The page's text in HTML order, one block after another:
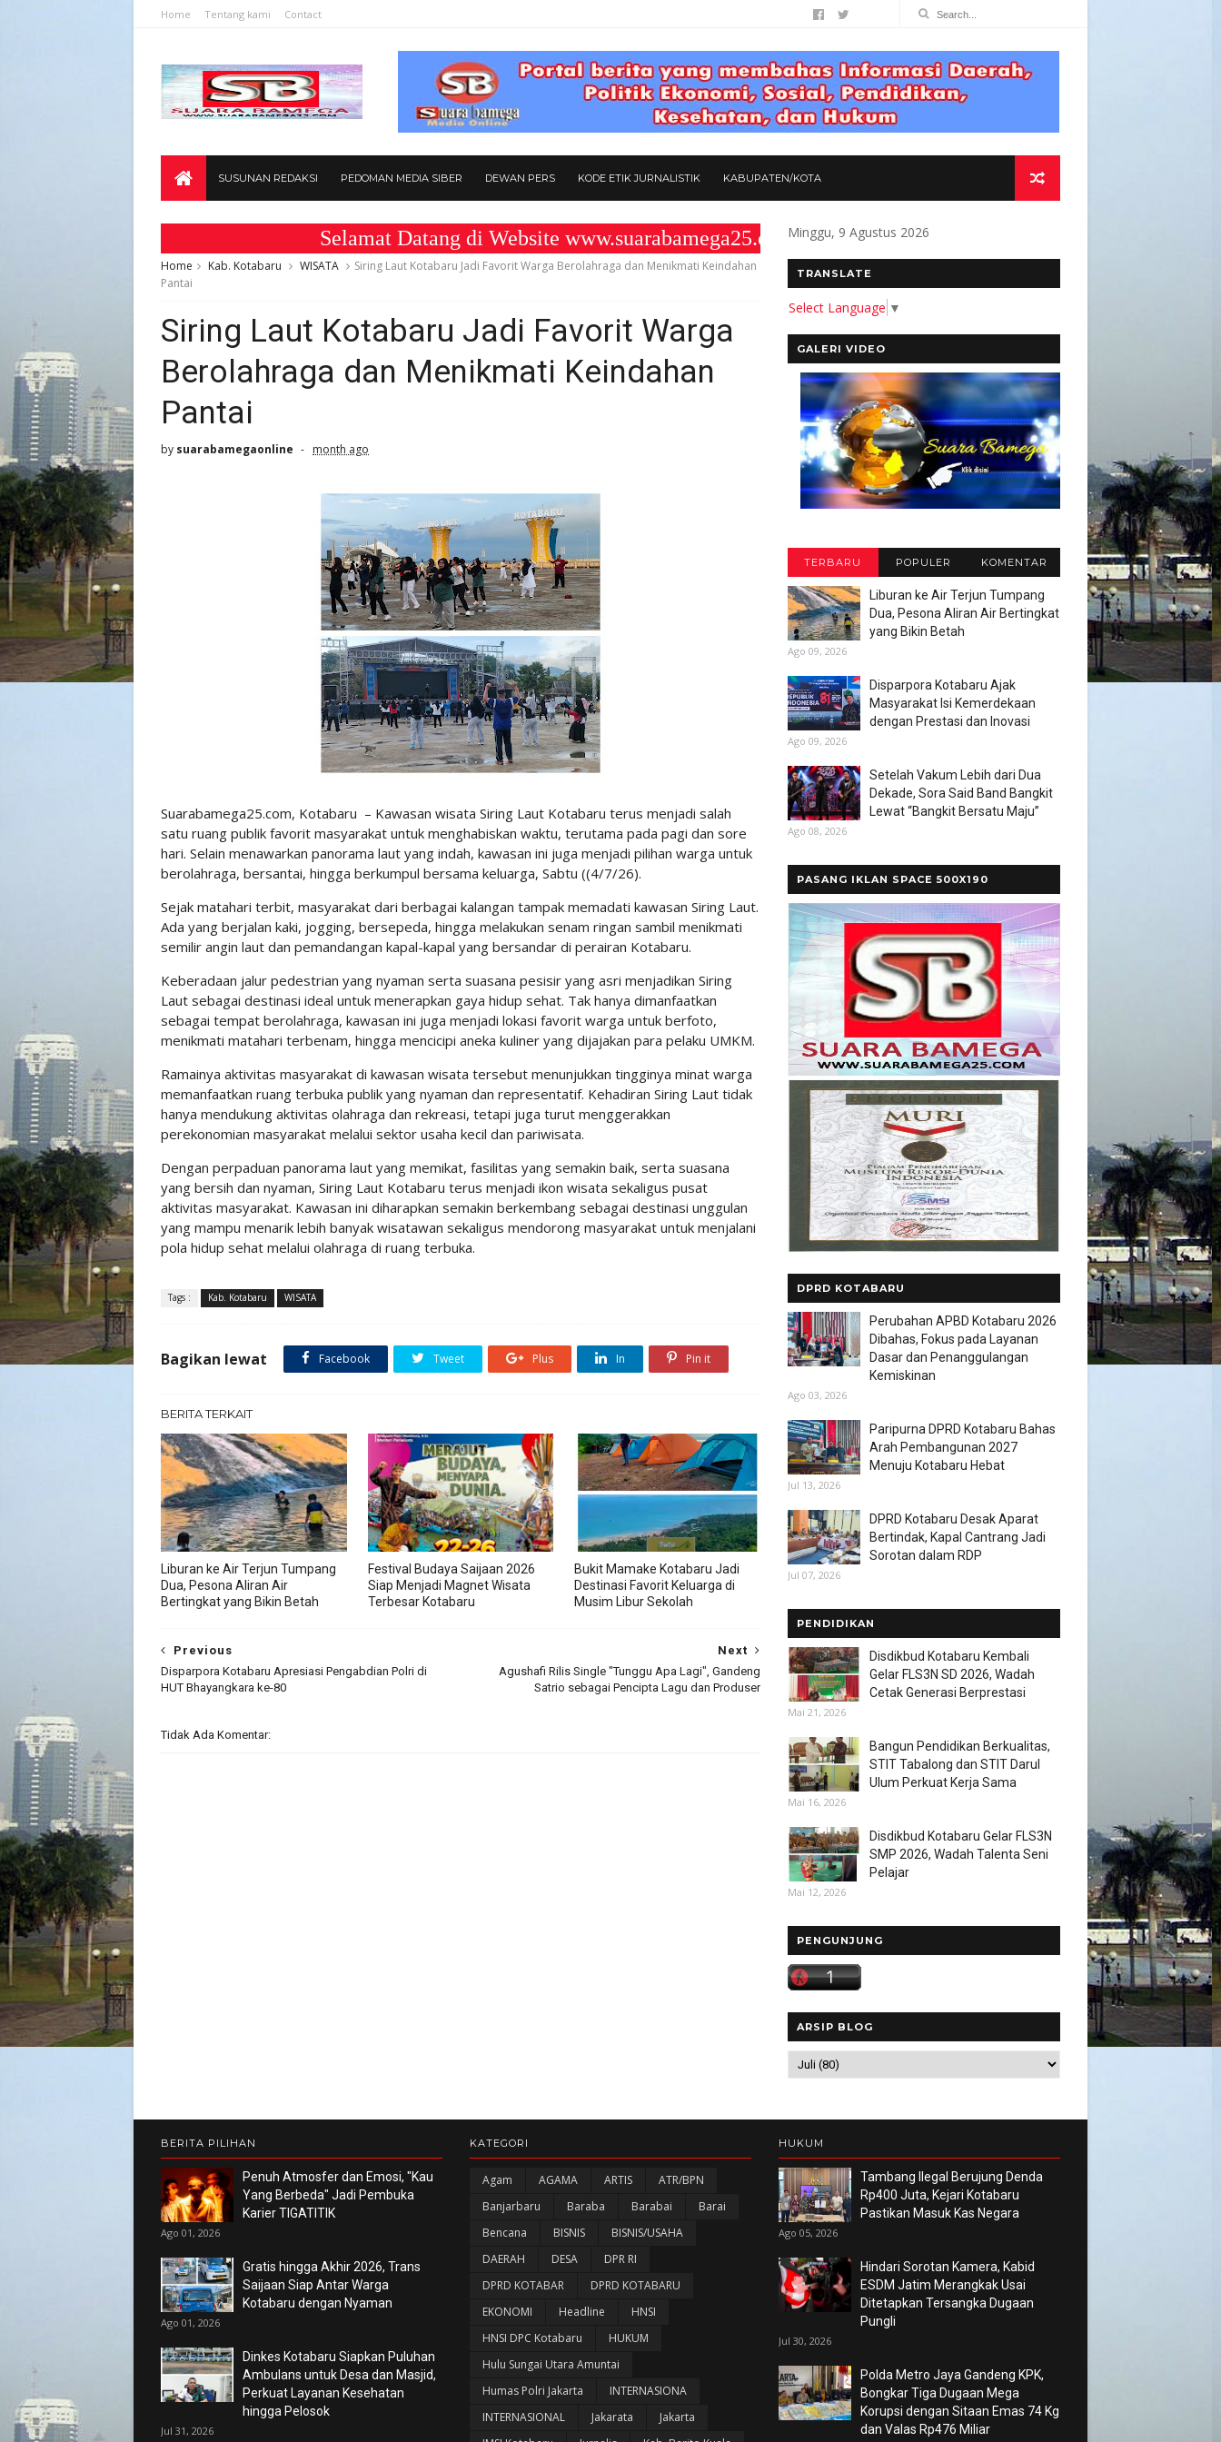
Home Tentang kami Contact
SUSUNAN REDAKSI PEDOMAN MEDIA SIBER DEWAN PERS KODE ETIK JURNALISTIK KABUPATEN/KOTA
Selamat Datang di Website www.suarabamega25.com " KOMITMEN KAMI MEMBANGUN MEDIA
Home Kab. Kotabaru WISATA
Siring Laut Kotabaru Jadi Favorit Warga Berolahraga dan Menikmati Keindahan
Pantai
Siring Laut Kotabaru Jadi Favorit Warga
Berolahraga dan Menikmati Keindahan
Pantai
by suarabamegaonline month ago
Suarabamega25.com, Kotabaru – Kawasan wisata Siring Laut Kotabaru terus menjadi salah
satu ruang publik favorit masyarakat untuk menghabiskan waktu, terutama pada pagi dan sore
hari. Selain menawarkan panorama laut yang indah, kawasan ini juga menjadi pilihan warga untuk
berolahraga, bersantai, hingga berkumpul bersama keluarga, Sabtu ((4/7/26).
Sejak matahari terbit, masyarakat dari berbagai kalangan tampak memadati kawasan Siring Laut.
Ada yang berjalan kaki, jogging, bersepeda, hingga melakukan senam ringan sambil menikmati
semilir angin laut dan pemandangan kapal-kapal yang bersandar di perairan Kotabaru.
Keberadaan jalur pedestrian yang nyaman serta suasana pesisir yang asri menjadikan Siring
Laut sebagai destinasi ideal untuk menerapkan gaya hidup sehat. Tak hanya dimanfaatkan
sebagai tempat berolahraga, kawasan ini juga menjadi lokasi favorit warga untuk berfoto,
menikmati matahari terbenam, hingga mencicipi aneka kuliner yang dijajakan para pelaku UMKM.
Ramainya aktivitas masyarakat di kawasan wisata tersebut menunjukkan tingginya minat warga
memanfaatkan ruang terbuka publik yang nyaman dan representatif. Kehadiran Siring Laut tidak
hanya mendukung aktivitas olahraga dan rekreasi, tetapi juga turut menggerakkan
perekonomian masyarakat melalui sektor usaha kecil dan pariwisata.
Dengan perpaduan panorama laut yang memikat, fasilitas yang semakin baik, serta suasana
yang bersih dan nyaman, Siring Laut Kotabaru terus menjadi ikon wisata sekaligus pusat
aktivitas masyarakat. Kawasan ini diharapkan semakin berkembang sebagai destinasi unggulan
yang mampu menarik lebih banyak wisatawan sekaligus mendorong masyarakat untuk menjalani
pola hidup sehat melalui olahraga di ruang terbuka.
Tags : Kab. Kotabaru WISATA
Bagikan lewat Facebook Tweet Plus In Pin it
BERITA TERKAIT
Liburan ke Air Terjun Tumpang
Dua, Pesona Aliran Air
Bertingkat yang Bikin Betah
Festival Budaya Saijaan 2026
Siap Menjadi Magnet Wisata
Terbesar Kotabaru
Bukit Mamake Kotabaru Jadi
Destinasi Favorit Keluarga di
Musim Libur Sekolah
Next
Agushafi Rilis Single "Tunggu Apa Lagi", Gandeng
Satrio sebagai Pencipta Lagu dan Produser
Previous
Disparpora Kotabaru Apresiasi Pengabdian Polri di
HUT Bhayangkara ke-80
Tidak Ada Komentar:
Minggu, 9 Agustus 2026
TRANSLATE
Select Language ▼
GALERI VIDEO
TERBARU POPULER KOMENTAR
Liburan ke Air Terjun Tumpang
Dua, Pesona Aliran Air Bertingkat
yang Bikin Betah
Ago 09, 2026
Disparpora Kotabaru Ajak
Masyarakat Isi Kemerdekaan
dengan Prestasi dan Inovasi
Ago 09, 2026
Setelah Vakum Lebih dari Dua
Dekade, Sora Said Band Bangkit
Lewat “Bangkit Bersatu Maju”
Ago 08, 2026
PASANG IKLAN SPACE 500X190
DPRD KOTABARU
Perubahan APBD Kotabaru 2026
Dibahas, Fokus pada Layanan
Dasar dan Penanggulangan
Kemiskinan
Ago 03, 2026
Paripurna DPRD Kotabaru Bahas
Arah Pembangunan 2027
Menuju Kotabaru Hebat
Jul 13, 2026
DPRD Kotabaru Desak Aparat
Bertindak, Kapal Cantrang Jadi
Sorotan dalam RDP
Jul 07, 2026
PENDIDIKAN
Disdikbud Kotabaru Kembali
Gelar FLS3N SD 2026, Wadah
Cetak Generasi Berprestasi
Mai 21, 2026
Bangun Pendidikan Berkualitas,
STIT Tabalong dan STIT Darul
Ulum Perkuat Kerja Sama
Mai 16, 2026
Disdikbud Kotabaru Gelar FLS3N
SMP 2026, Wadah Talenta Seni
Pelajar
Mai 12, 2026
PENGUNJUNG
ARSIP BLOG
BERITA PILIHAN
Penuh Atmosfer dan Emosi, "Kau
Yang Berbeda" Jadi Pembuka
Karier TIGATITIK
Ago 01, 2026
Gratis hingga Akhir 2026, Trans
Saijaan Siap Antar Warga
Kotabaru dengan Nyaman
Ago 01, 2026
Dinkes Kotabaru Siapkan Puluhan
Ambulans untuk Desa dan Masjid,
Perkuat Layanan Kesehatan
hingga Pelosok
Jul 31, 2026
KATEGORI
Agam AGAMA ARTIS
ATR/BPN
Banjarbaru
Baraba Barabai
Barai
Bencana
BISNIS
BISNIS/USAHA
DAERAH
DESA
DPR RI
DPRD KOTABAR
DPRD KOTABARU
EKONOMI
Headline
HNSI
HNSI DPC Kotabaru
HUKUM
Hulu Sungai Utara Amuntai
Humas Polri Jakarta
INTERNASIONA
INTERNASIONAL
Jakarata
Jakarta
HUKUM
Tambang Ilegal Berujung Denda
Rp400 Juta, Kejari Kotabaru
Pastikan Masuk Kas Negara
Ago 05, 2026
Hindari Sorotan Kamera, Kabid
ESDM Jatim Merangkak Usai
Ditetapkan Tersangka Dugaan
Pungli
Jul 30, 2026
Polda Metro Jaya Gandeng KPK,
Bongkar Tiga Dugaan Mega
Korupsi dengan Sitaan Emas 74 Kg
dan Valas Rp476 Miliar